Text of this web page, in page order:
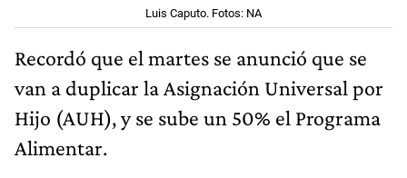
Luis Caputo. Fotos: NA
Recordó que el martes se anunció que se
van a duplicar la Asignación Universal por
Hijo (AUH), y se sube un 50% el Programa
Alimentar.